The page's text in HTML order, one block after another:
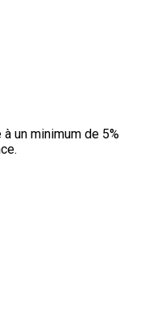
un minimum de 5%